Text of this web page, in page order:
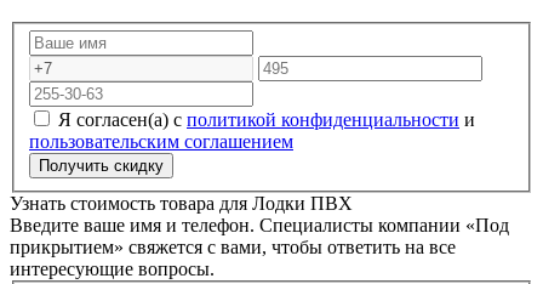
Я согласен(а) с политикой конфиденциальности и
пользовательским соглашением
Узнать стоимость товара для Лодки ПВХ
Введите ваше имя и телефон. Специалисты компании «Под
прикрытием» свяжется с вами, чтобы ответить на все
интересующие вопросы.